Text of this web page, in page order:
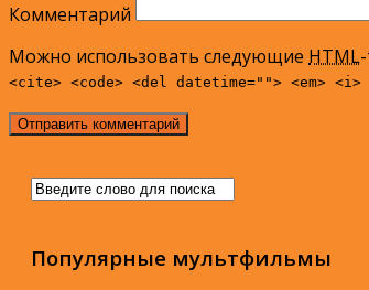
Комментарий
Можно использовать следующие HTML
<cite> <code> <del datetime=""> <em>
Популярные мультфильмы